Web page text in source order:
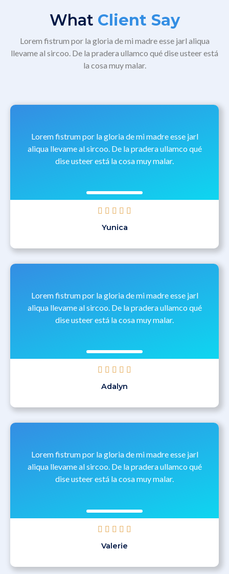
What Client Say
Lorem fistrum por la gloria de mi madre esse jarl aliqua
llevame al sircoo. De la pradera ullamco qué dise usteer está
la cosa muy malar.
Lorem fistrum por la gloria de mi madre esse jarl
aliqua llevame al sircoo. De la pradera ullamco qué
dise usteer está la cosa muy malar.
    
Yunica
Lorem fistrum por la gloria de mi madre esse jarl
aliqua llevame al sircoo. De la pradera ullamco qué
dise usteer está la cosa muy malar.
    
Adalyn
Lorem fistrum por la gloria de mi madre esse jarl
aliqua llevame al sircoo. De la pradera ullamco qué
dise usteer está la cosa muy malar.
    
Valerie